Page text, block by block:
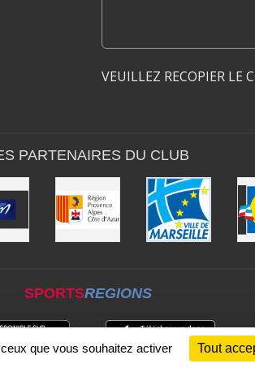
VEUILLEZ RECOPIER LE
PARTENAIRES DU CLUB
SPORTSREGIONS
que vous souhaitez activer Tout